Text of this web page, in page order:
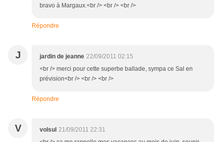
bravo à Margaux.<br /> <br /> <br />
Répondre
J jardin de jeanne 22/09/2011 02:15
<br /> merci pour cette superbe ballade, sympa ce Sal en
prévision<br /> <br /> <br />
Répondre
V volsul 21/09/2011 22:31